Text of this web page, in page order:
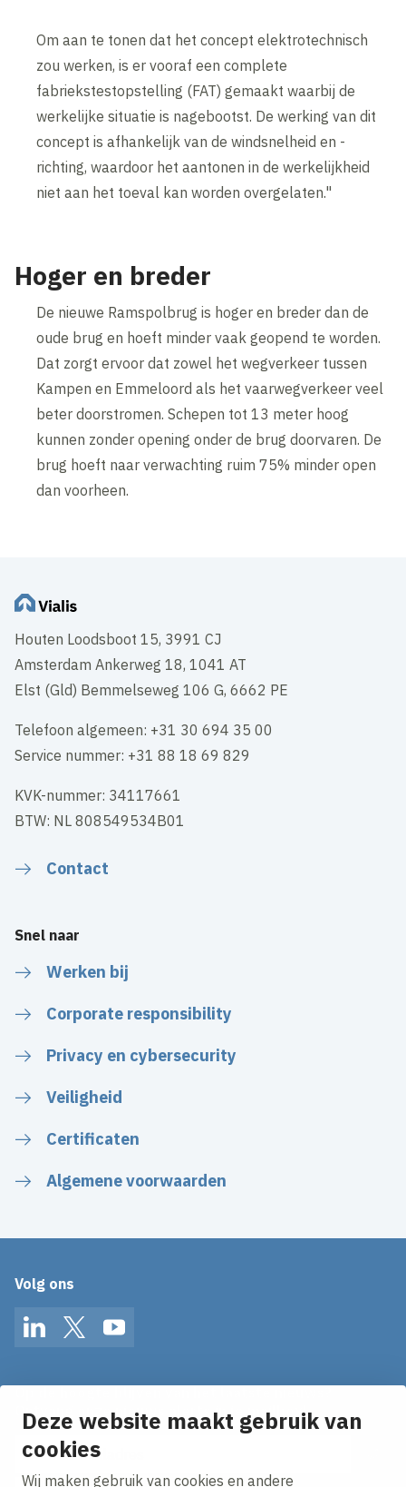
Deze website maakt gebruik van
cookies
Wij maken gebruik van cookies en andere
Om aan te tonen dat het concept elektrotechnisch
zou werken, is er vooraf een complete
fabriekstestopstelling (FAT) gemaakt waarbij de
werkelijke situatie is nagebootst. De werking van dit
concept is afhankelijk van de windsnelheid en -
richting, waardoor het aantonen in de werkelijkheid
niet aan het toeval kan worden overgelaten."
Hoger en breder
De nieuwe Ramspolbrug is hoger en breder dan de
oude brug en hoeft minder vaak geopend te worden.
Dat zorgt ervoor dat zowel het wegverkeer tussen
Kampen en Emmeloord als het vaarwegverkeer veel
beter doorstromen. Schepen tot 13 meter hoog
kunnen zonder opening onder de brug doorvaren. De
brug hoeft naar verwachting ruim 75% minder open
dan voorheen.
Houten Loodsboot 15, 3991 CJ
Amsterdam Ankerweg 18, 1041 AT
Elst (Gld) Bemmelseweg 106 G, 6662 PE
Telefoon algemeen: +31 30 694 35 00
Service nummer: +31 88 18 69 829
KVK-nummer: 34117661
BTW: NL 808549534B01
Contact
Snel naar
Werken bij
Corporate responsibility
Privacy en cybersecurity
Veiligheid
Certificaten
Algemene voorwaarden
Volg ons
LinkedInTwitterYouTube
Ontvang onze nieuws alerts in je mailbox!
E-mailadres